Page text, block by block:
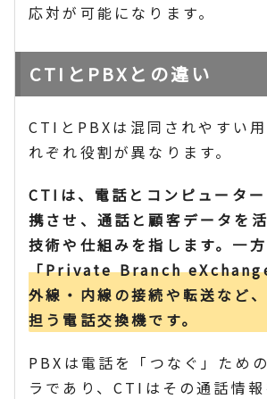
応対が可能になります。
CTIとPBXとの違い
CTIとPBXは混同されやすい
れぞれ役割が異なります。
CTIは、電話とコンピュータ
携させ、通話と顧客データを
技術や仕組みを指します。一
「Private Branch
外線・内線の接続や転送など
担う電話交換機です。
PBXは電話を「つなぐ」ため
ラであり、CTIはその通話情